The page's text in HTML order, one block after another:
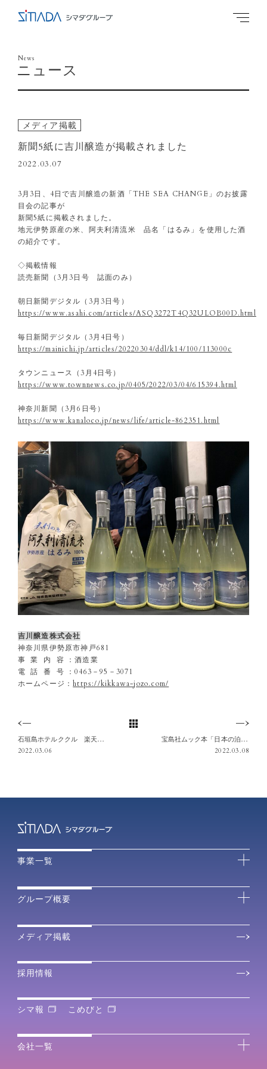
News
ニュース
メディア掲載
新聞5紙に吉川醸造が掲載されました
2022.03.07
3月3日、4日で吉川醸造の新酒「THE SEA CHANGE」のお披露
目会の記事が
新聞5紙に掲載されました。
地元伊勢原産の米、阿夫利清流米 品名「はるみ」を使用した酒
の紹介です。
◇掲載情報
読売新聞（3月3日号 誌面のみ）
朝日新聞デジタル（3月3日号）
https://www.asahi.com/articles/ASQ3272T4Q32ULOB00D.html
毎日新聞デジタル（3月4日号）
https://mainichi.jp/articles/20220304/ddl/k14/100/113000c
タウンニュース（3月4日号）
https://www.townnews.co.jp/0405/2022/03/04/615394.html
神奈川新聞（3月6日号）
https://www.kanaloco.jp/news/life/article-862351.html
吉川醸造株式会社
神奈川県伊勢原市神戸681
事 業 内 容 ：酒造業
電 話 番 号 ：0463－95－3071
ホームページ：https://kikkawa-jozo.com/
石垣島ホテルククル 楽天トラベルアワード2021 ブロンズ賞を受賞しました
2022.03.06
宝島社ムック本「日本の泊まれる○○」にbar hotel箱根香山が掲載されました
2022.03.08
事業一覧
グループ概要
メディア掲載
採用情報
シマ報 こめびと
会社一覧